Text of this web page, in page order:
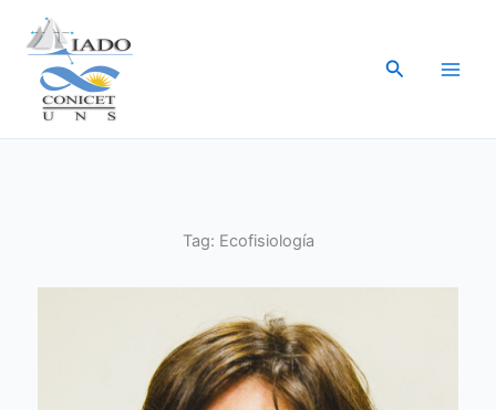
contenido
Buscar
Tag: Ecofisiología